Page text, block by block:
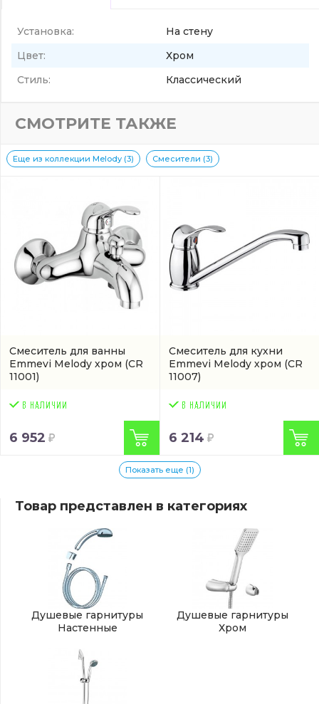
Установка:
На стену
Цвет:
Хром
Стиль:
Классический
СМОТРИТЕ ТАКЖЕ
Еще из коллекции Melody (3) Смесители (3)
Смеситель для ванны
Emmevi Melody хром (CR
11001)
6 952
Смеситель для кухни
Emmevi Melody хром (CR
11007)
6 214
Показать еще (1)
Товар представлен в категориях
Душевые гарнитуры
Настенные
Душевые гарнитуры
Хром